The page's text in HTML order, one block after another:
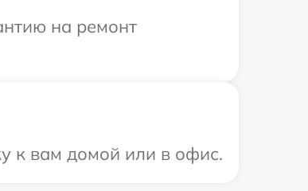
на ремонт
к вам домой или в офис.